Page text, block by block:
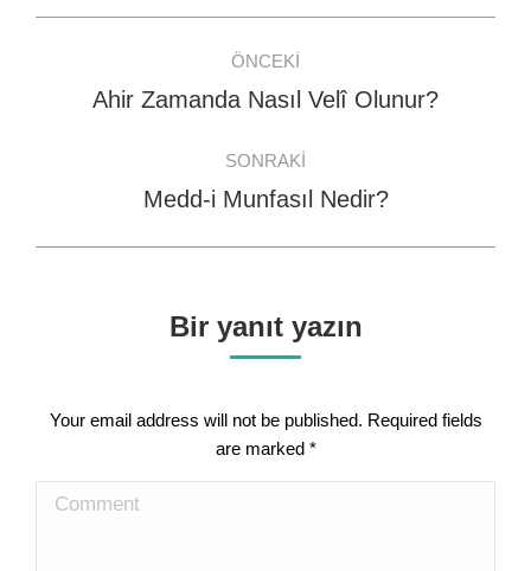
navigation
ÖNCEKI
Previous
Ahir Zamanda Nasıl Velî Olunur?
SONRAKI
Next
Medd-i Munfasıl Nedir?
Bir yanıt yazın
Your email address will not be published. Required fields
are marked *
Comment